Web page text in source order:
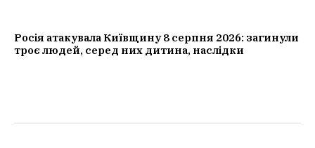
Росія атакувала Київщину 8 серпня 2026: загинули
троє людей, серед них дитина, наслідки